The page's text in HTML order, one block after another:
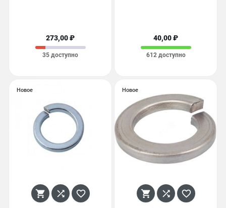
273,00 ₽
35 доступно
40,00 ₽
612 доступно
Новое
  
Новое
  